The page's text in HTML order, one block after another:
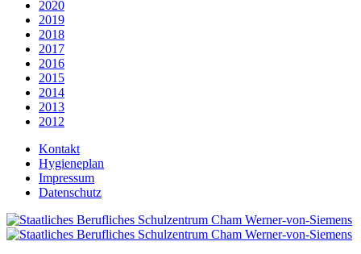
2020
2019
2018
2017
2016
2015
2014
2013
2012
Kontakt
Hygieneplan
Impressum
Datenschutz